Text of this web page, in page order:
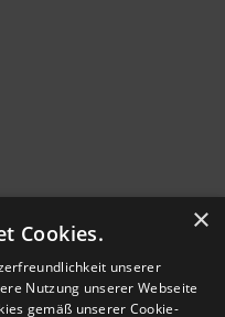
×
Cookies.
unserer
Nutzung unserer Webseite
gemäß unserer Cookie-